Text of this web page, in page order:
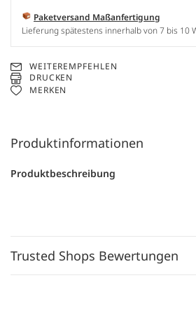
Paketversand Maßanfertigung
Lieferung spätestens innerhalb von 7 bis 10
WEITEREMPFEHLEN
DRUCKEN
MERKEN
Produktinformationen
Produktbeschreibung
Trusted Shops Bewertungen